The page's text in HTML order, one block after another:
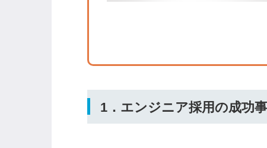
1．エンジニア採用の成功
パスワードをお忘れですか？